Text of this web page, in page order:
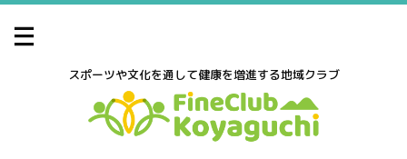
スポーツや文化を通して健康を増進する地域クラブ